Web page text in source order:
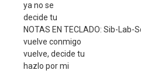
ya no se
decide tu
NOTAS EN TECLADO: Sib-Lab-
vuelve conmigo
vuelve, decide tu
hazlo por mi